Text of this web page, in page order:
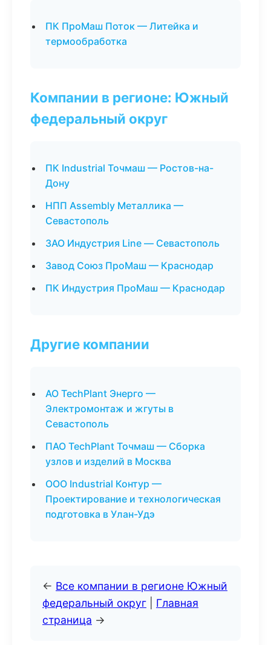
ПК ПроМаш Поток — Литейка и
термообработка
Компании в регионе: Южный
федеральный округ
ПК Industrial Точмаш — Ростов-на-
Дону
НПП Assembly Металлика —
Севастополь
ЗАО Индустрия Line — Севастополь
Завод Союз ПроМаш — Краснодар
ПК Индустрия ПроМаш — Краснодар
Другие компании
АО TechPlant Энерго —
Электромонтаж и жгуты в
Севастополь
ПАО TechPlant Точмаш — Сборка
узлов и изделий в Москва
ООО Industrial Контур —
Проектирование и технологическая
подготовка в Улан-Удэ
← Все компании в регионе Южный
федеральный округ
Главная
страница →